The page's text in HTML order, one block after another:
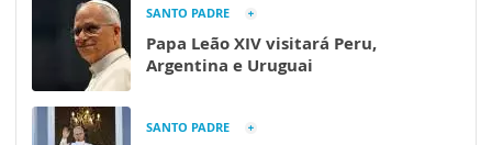
SANTO PADRE
Papa Leão XIV visitará Peru,
Argentina e Uruguai
SANTO PADRE